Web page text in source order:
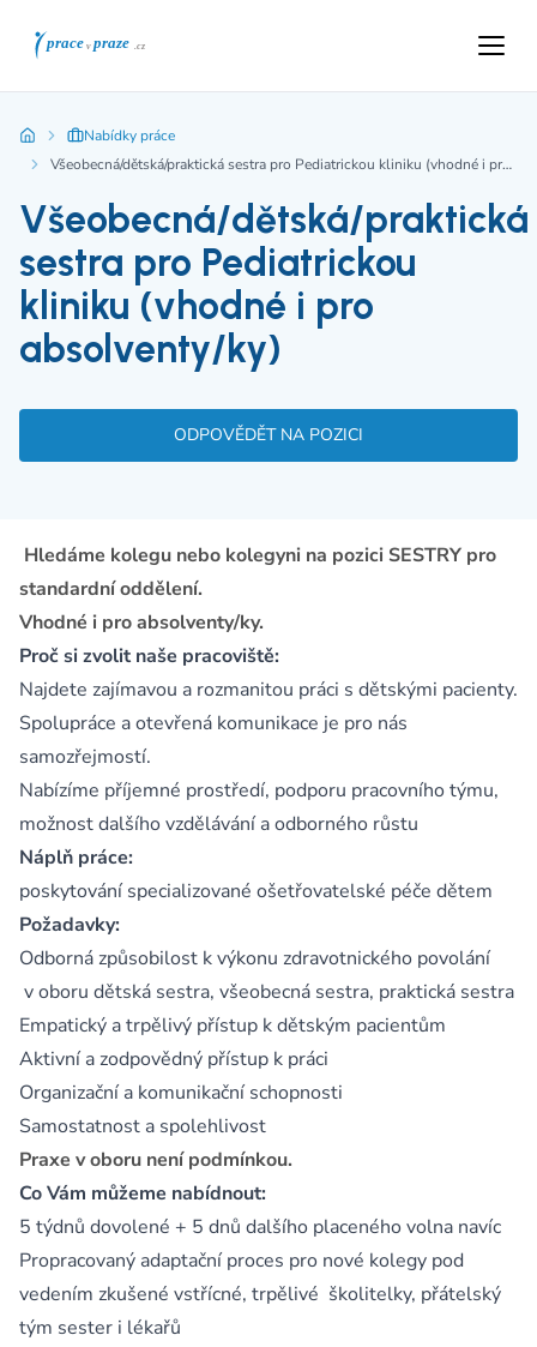
Nabídky práce
Všeobecná/dětská/praktická sestra pro Pediatrickou kliniku (vhodné i pro absolventy/ky)
Všeobecná/dětská/praktická
sestra pro Pediatrickou
kliniku (vhodné i pro
absolventy/ky)
ODPOVĚDĚT NA POZICI
Hledáme kolegu nebo kolegyni na pozici SESTRY pro
standardní oddělení.
Vhodné i pro absolventy/ky.
Proč si zvolit naše pracoviště:
Najdete zajímavou a rozmanitou práci s dětskými pacienty.
Spolupráce a otevřená komunikace je pro nás
samozřejmostí.
Nabízíme příjemné prostředí, podporu pracovního týmu,
možnost dalšího vzdělávání a odborného růstu
Náplň práce:
poskytování specializované ošetřovatelské péče dětem
Požadavky:
Odborná způsobilost k výkonu zdravotnického povolání
v oboru dětská sestra, všeobecná sestra, praktická sestra
Empatický a trpělivý přístup k dětským pacientům
Aktivní a zodpovědný přístup k práci
Organizační a komunikační schopnosti
Samostatnost a spolehlivost
Praxe v oboru není podmínkou.
Co Vám můžeme nabídnout:
5 týdnů dovolené + 5 dnů dalšího placeného volna navíc
Propracovaný adaptační proces pro nové kolegy pod
vedením zkušené vstřícné, trpělivé školitelky, přátelský
tým sester i lékařů